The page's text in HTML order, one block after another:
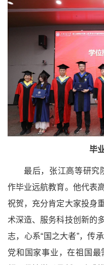
毕
最后，张江高等研究
作毕业远航教育。他代表
祝贺，充分肯定大家投身
术深造、服务科技创新的
志，心系“国之大者”，传
党和国家事业，在祖国